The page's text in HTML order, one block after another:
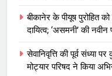
बीकानेर के पीयूष पुरोहित
दायित्व; ‘असमनी’ की नवीन
सेवानिवृत्ति की पूर्व संध्या
मोट्यार परिषद ने किया